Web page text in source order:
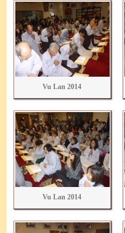
Vu Lan 2014
Vu Lan 2014